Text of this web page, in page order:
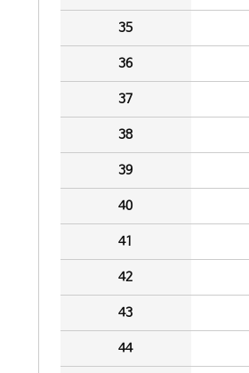
35
36
37
38
39
40
41
42
43
44